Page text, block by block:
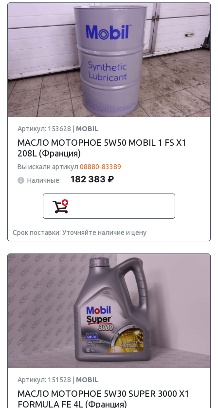
Артикул: 153628 | MOBIL
МАСЛО МОТОРНОЕ 5W50 MOBIL 1 FS X1
208L (Франция)
Вы искали артикул 08880-83389
Наличные:
182 383 ₽
Срок поставки: Уточняйте наличие и цену
Артикул: 151528 | MOBIL
МАСЛО МОТОРНОЕ 5W30 SUPER 3000 X1
FORMULA FE 4L (Франция)